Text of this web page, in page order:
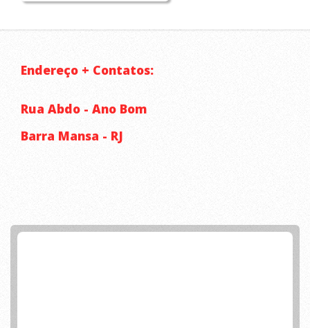
AQUI - CONSULTOR ANÚNCIO EM FOCO
Endereço + Contatos:
Rua Abdo - Ano Bom
Barra Mansa - RJ